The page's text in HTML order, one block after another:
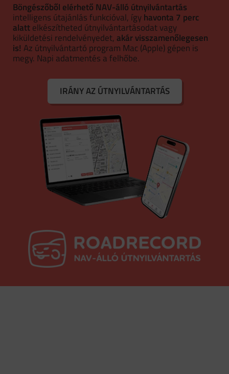
Böngészőből elérhető NAV-álló útnyilvántartás
intelligens útajánlás funkcióval, ígyhavonta 7 perc
alattelkészítheted útnyilvántartásodat vagy
kiküldetési rendelvényedet,akár visszamenőlegesen
is! Az útnyilvántartó program Mac (Apple) gépen is
megy. Napi adatmentés a felhőbe.
IRÁNY AZ ÚTNYILVÁNTARTÁS